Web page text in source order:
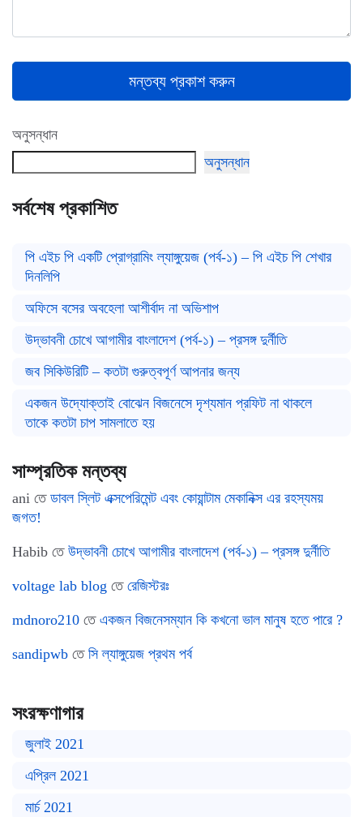
মন্তব্য প্রকাশ করুন
অনুসন্ধান
অনুসন্ধান
সর্বশেষ প্রকাশিত
পি এইচ পি একটি প্রোগ্রামিং ল্যাঙ্গুয়েজ (পর্ব-১) – পি এইচ পি শেখার
দিনলিপি
অফিসে বসের অবহেলা আশীর্বাদ না অভিশাপ
উদ্ভাবনী চোখে আগামীর বাংলাদেশ (পর্ব-১) – প্রসঙ্গ দুর্নীতি
জব সিকিউরিটি – কতটা গুরুত্বপূর্ণ আপনার জন্য
একজন উদ্যোক্তাই বোঝেন বিজনেসে দৃশ্যমান প্রফিট না থাকলে
তাকে কতটা চাপ সামলাতে হয়
সাম্প্রতিক মন্তব্য
ani তে ডাবল স্লিট এক্সপেরিমেন্ট এবং কোয়ান্টাম মেকানিক্স এর রহস্যময়
জগত!
Habib তে উদ্ভাবনী চোখে আগামীর বাংলাদেশ (পর্ব-১) – প্রসঙ্গ দুর্নীতি
voltage lab blog তে রেজিস্টরঃ
mdnoro210 তে একজন বিজনেসম্যান কি কখনো ভাল মানুষ হতে পারে ?
sandipwb তে সি ল্যাঙ্গুয়েজ প্রথম পর্ব
সংরক্ষণাগার
জুলাই 2021
এপ্রিল 2021
মার্চ 2021